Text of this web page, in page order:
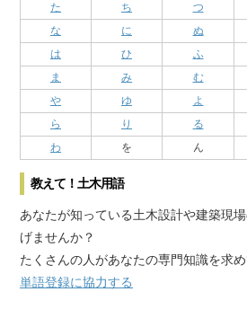
た
ち つ
な
に ぬ
は
ひ ふ
ま
み む
や
ゆ
よ
ら
り る
わ
を ん
教えて！土木用語
あなたが知っている土木設計や建築現
げませんか？
たくさんの人があなたの専門知識を求め
単語登録に協力する